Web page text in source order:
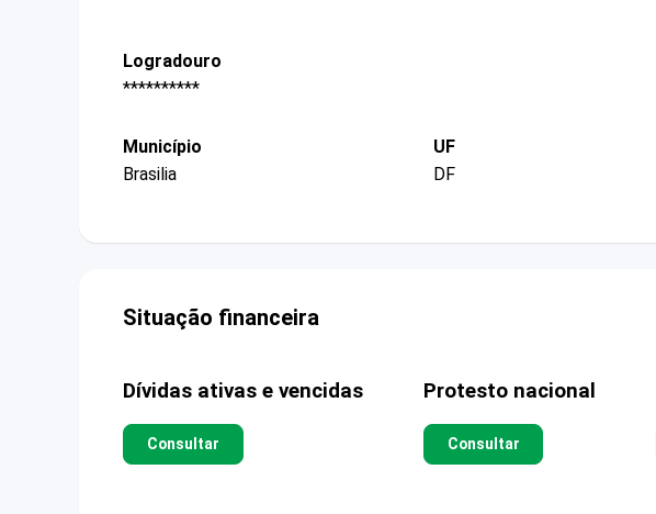
Logradouro
**********
Município
Brasilia
UF
DF
Situação financeira
Dívidas ativas e vencidas
Consultar
Protesto nacional
Consultar